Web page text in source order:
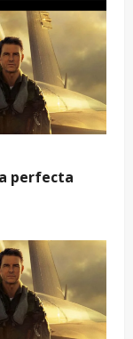
perfecta